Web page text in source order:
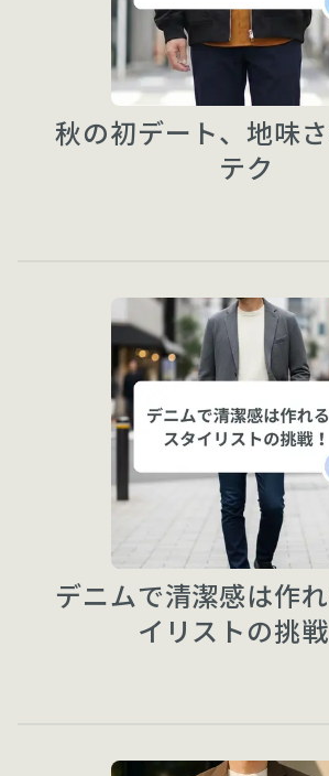
秋の初デート、地味
テク
デニムで清潔感は作
イリストの挑戦